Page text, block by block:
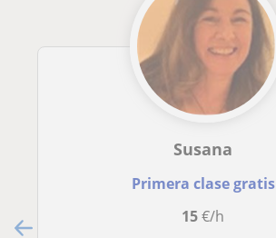
Susana
Primera clase gratis
15€/h